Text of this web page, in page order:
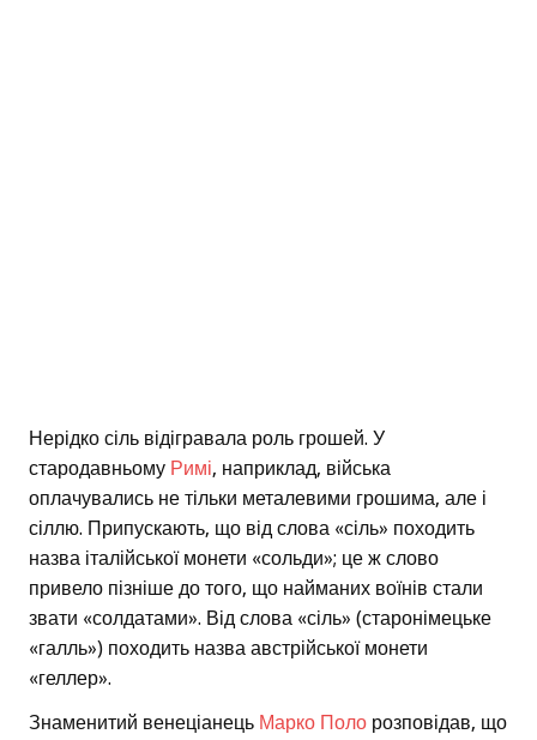
Нерідко сіль відігравала роль грошей. У
стародавньому Римі, наприклад, війська
оплачувались не тільки металевими грошима, але і
сіллю. Припускають, що від слова «сіль» походить
назва італійської монети «сольди»; це ж слово
привело пізніше до того, що найманих воїнів стали
звати «солдатами». Від слова «сіль» (старонімецьке
«галль») походить назва австрійської монети
«геллер».
Знаменитий венеціанець Марко Поло розповідав, що